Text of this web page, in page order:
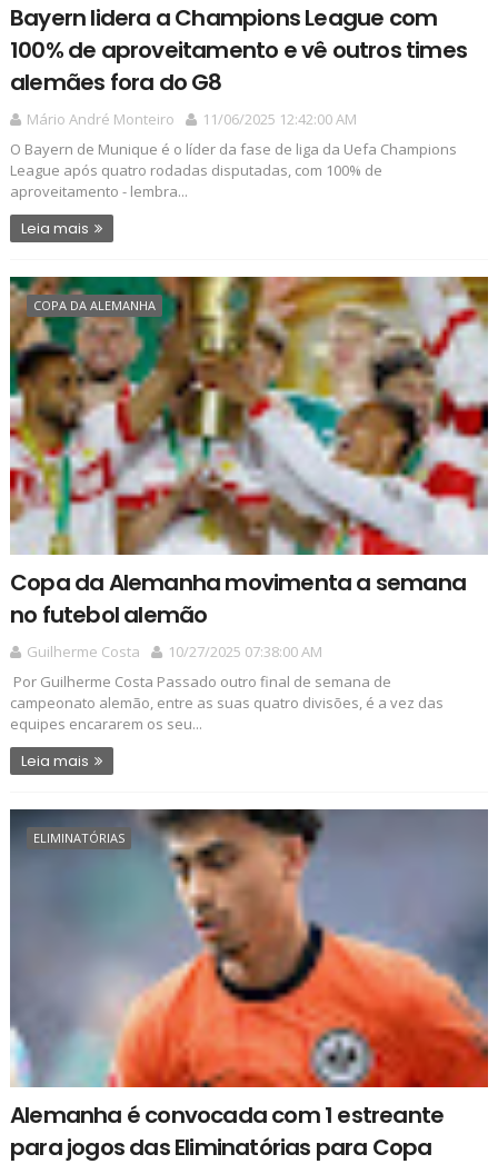
Bayern lidera a Champions League com
100% de aproveitamento e vê outros times
alemães fora do G8
Mário André Monteiro
11/06/2025 12:42:00 AM
O Bayern de Munique é o líder da fase de liga da Uefa Champions
League após quatro rodadas disputadas, com 100% de
aproveitamento - lembra...
Leia mais
COPA DA ALEMANHA
Copa da Alemanha movimenta a semana
no futebol alemão
Guilherme Costa
10/27/2025 07:38:00 AM
Por Guilherme Costa Passado outro final de semana de
campeonato alemão, entre as suas quatro divisões, é a vez das
equipes encararem os seu...
Leia mais
ELIMINATÓRIAS
Alemanha é convocada com 1 estreante
para jogos das Eliminatórias para Copa